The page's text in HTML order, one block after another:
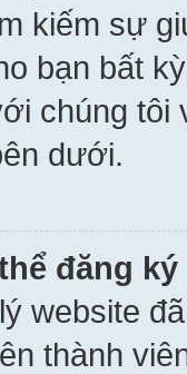
kiếm sự
bạn bất
chúng
dưới.
đăng
website
thành